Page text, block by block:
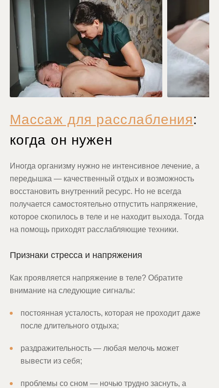
Массаж для расслабления:
когда он нужен
Иногда организму нужно не интенсивное лечение, а
передышка — качественный отдых и возможность
восстановить внутренний ресурс. Но не всегда
получается самостоятельно отпустить напряжение,
которое скопилось в теле и не находит выхода. Тогда
на помощь приходят расслабляющие техники.
Признаки стресса и напряжения
Как проявляется напряжение в теле? Обратите
внимание на следующие сигналы:
постоянная усталость, которая не проходит даже
после длительного отдыха;
раздражительность — любая мелочь может
вывести из себя;
проблемы со сном — ночью трудно заснуть, а